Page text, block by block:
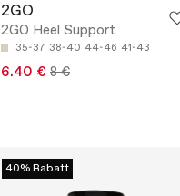
2GO
2GO Heel Support
35-37 38-40 44-46 41-43
6.40 € 8 €
40% Rabatt